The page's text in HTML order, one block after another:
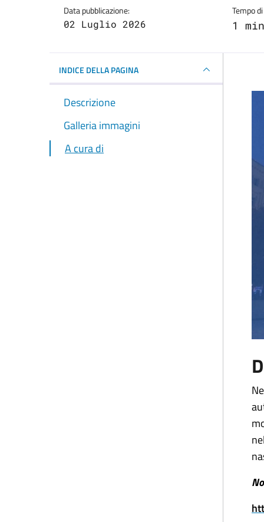
Data pubblicazione:
02 Luglio 2026
Tempo
1 min
INDICE DELLA PAGINA
Descrizione
Galleria immagini
A cura di
N